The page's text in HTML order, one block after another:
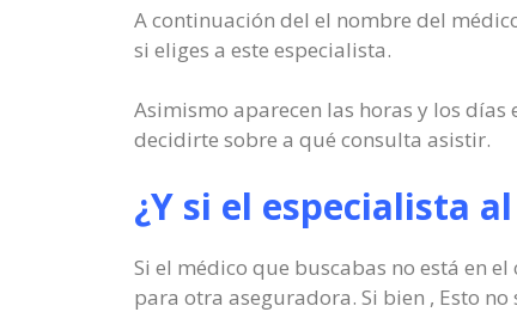
A continuación del el nombre del
si eliges a este especialista.
Asimismo aparecen las horas y los días
decidirte sobre a qué consulta asistir.
¿Y si el especialista
Si el médico que buscabas no está en
para otra aseguradora. Si bien , Esto